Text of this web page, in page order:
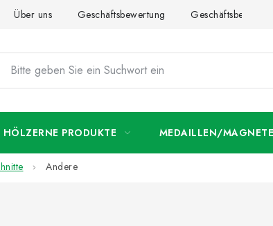
Über uns Geschäftsbewertung
HÖLZERNE PRODUKTE MEDAILLEN/
Andere